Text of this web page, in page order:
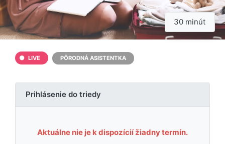
30 minút
LIVE PÔRODNÁ ASISTENTKA
Prihlásenie do triedy
Aktuálne nie je k dispozícií žiadny termín.